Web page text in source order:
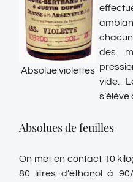
Absolue violettes
des
vide.
Absolues de feuilles
On met en contact 10
80 litres d’éthanol à